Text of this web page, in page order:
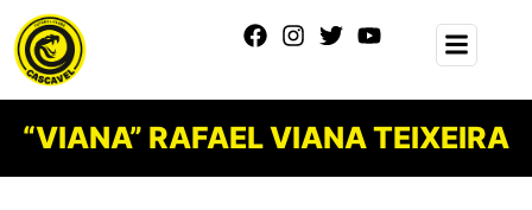
“VIANA” RAFAEL VIANA TEIXEIRA